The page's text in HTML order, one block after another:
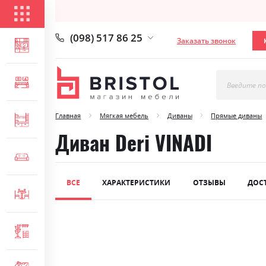
ГОСТИНАЯ
СПАЛЬНЯ
ДЕТСКАЯ
МЯГКАЯ МЕБЕЛЬ
(098) 517 86 25 Заказать звонок
Введите
Главная Мягкая мебель Диваны Прямые диваны
Диван Deri VINADI
ВСЕ ХАРАКТЕРИСТИКИ ОТЗЫВЫ